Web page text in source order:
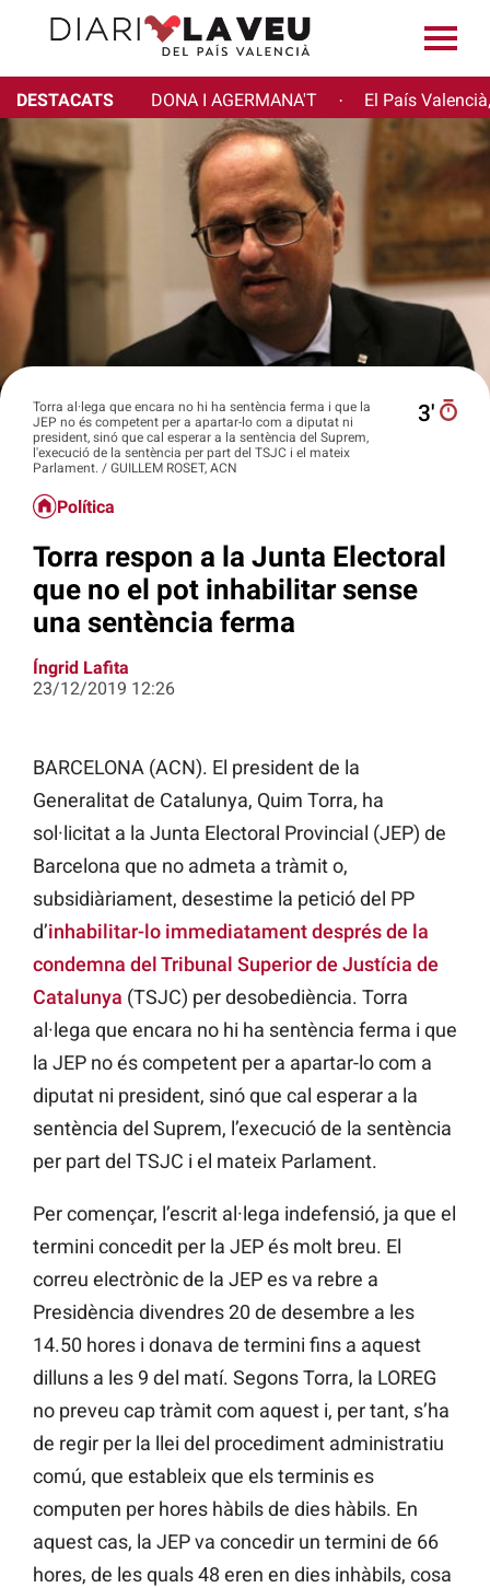
DESTACATS DONA I AGERMANA'T · El País
Torra al·lega que encara no hi ha sentència ferma i que la
JEP no és competent per a apartar-lo com a diputat ni
president, sinó que cal esperar a la sentència del Suprem,
l'execució de la sentència per part del TSJC i el mateix
Parlament. / GUILLEM ROSET, ACN
3′
Política
Torra respon a la Junta Electoral
que no el pot inhabilitar sense
una sentència ferma
Íngrid Lafita
23/12/2019 12:26
BARCELONA (ACN). El president de la
Generalitat de Catalunya, Quim Torra, ha
sol·licitat a la Junta Electoral Provincial (JEP) de
Barcelona que no admeta a tràmit o,
subsidiàriament, desestime la petició del PP
d’inhabilitar-lo immediatament després de la
condemna del Tribunal Superior de Justícia de
Catalunya (TSJC) per desobediència. Torra
al·lega que encara no hi ha sentència ferma i que
la JEP no és competent per a apartar-lo com a
diputat ni president, sinó que cal esperar a la
sentència del Suprem, l’execució de la sentència
per part del TSJC i el mateix Parlament.
Per començar, l’escrit al·lega indefensió, ja que el
termini concedit per la JEPés molt breu. El
correu electrònic de la JEPes va rebre a
Presidència divendres 20 de desembre a les
14.50 hores i donava de termini fins a aquest
dilluns a les 9 del matí. Segons Torra, la LOREG
no preveu cap tràmit com aquest i, per tant, s’ha
de regir per la llei del procediment administratiu
comú, que estableix que els terminis es
computen per hores hàbils de dies hàbils. En
aquest cas, la JEPva concedir un termini de 66
hores, de les quals 48 eren en dies inhàbils, cosa